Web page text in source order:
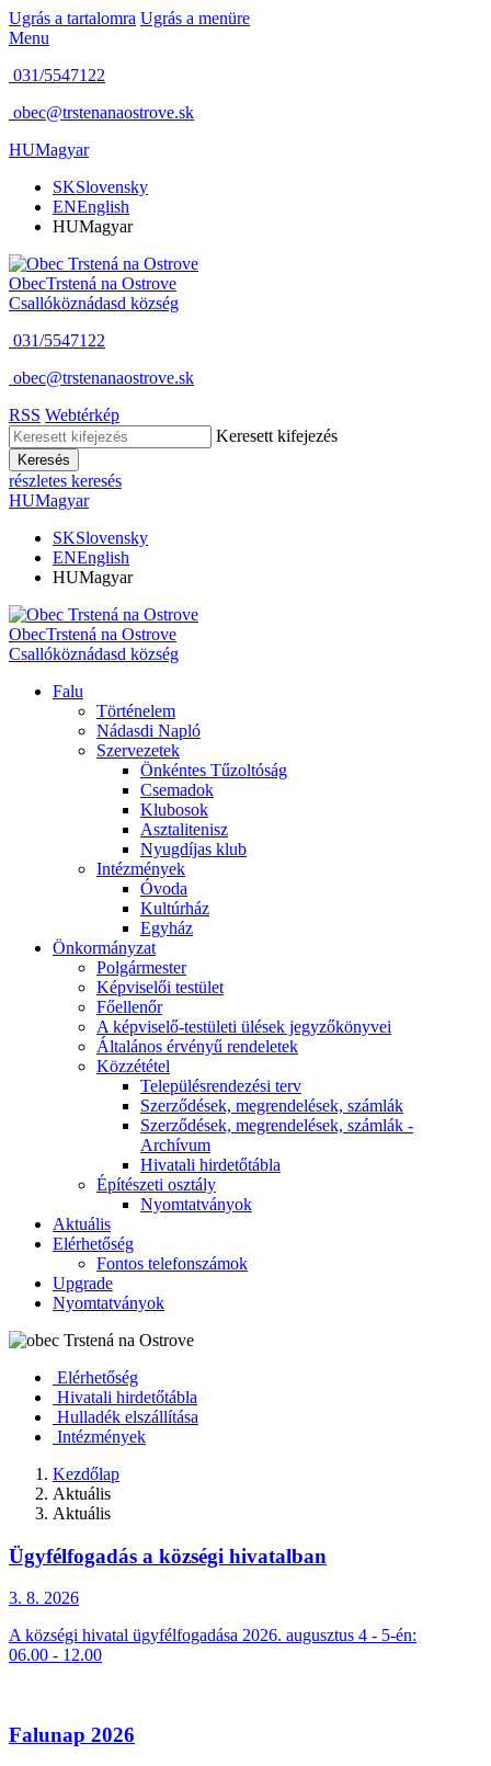
Ugrás a tartalomra Ugrás a menüre
Menu
031/5547122
obec@trstenanaostrove.sk
HUMagyar
SKSlovensky
ENEnglish
HUMagyar
ObecTrstená na Ostrove
Csallóköznádasd község
031/5547122
obec@trstenanaostrove.sk
RSS Webtérkép
Keresett kifejezés
Keresés
részletes keresés
HUMagyar
SKSlovensky
ENEnglish
HUMagyar
ObecTrstená na Ostrove
Csallóköznádasd község
Falu
Történelem
Nádasdi Napló
Szervezetek
Önkéntes Tűzoltóság
Csemadok
Klubosok
Asztalitenisz
Nyugdíjas klub
Intézmények
Óvoda
Kultúrház
Egyház
Önkormányzat
Polgármester
Képviselői testület
Főellenőr
A képviselő-testületi ülések jegyzőkönyvei
Általános érvényű rendeletek
Közzététel
Településrendezési terv
Szerződések, megrendelések, számlák
Szerződések, megrendelések, számlák -
Archívum
Hivatali hirdetőtábla
Építészeti osztály
Nyomtatványok
Aktuális
Elérhetőség
Fontos telefonszámok
Upgrade
Nyomtatványok
Elérhetőség
Hivatali hirdetőtábla
Hulladék elszállítása
Intézmények
Kezdőlap
Aktuális
Aktuális
Ügyfélfogadás a községi hivatalban
3. 8. 2026
A községi hivatal ügyfélfogadása 2026. augusztus 4 - 5-én:
06.00 - 12.00
Falunap 2026